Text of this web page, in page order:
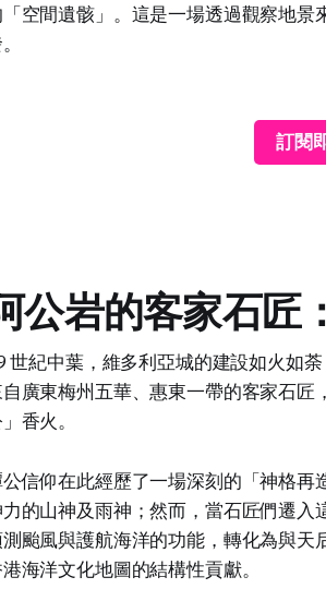
空間遺骸」。這是一場透過觀察地
訂閱
公岩的客家石匠
世紀中葉，維多利亞城的建設如火如
廣東梅州五華、惠東一帶的客家石
香火。
信仰在此經歷了一場深刻的「神格再
的山神及雨神；然而，當石匠們遷
颱風與護航海洋的功能，轉化為與
海洋文化地圖的結構性貢獻。